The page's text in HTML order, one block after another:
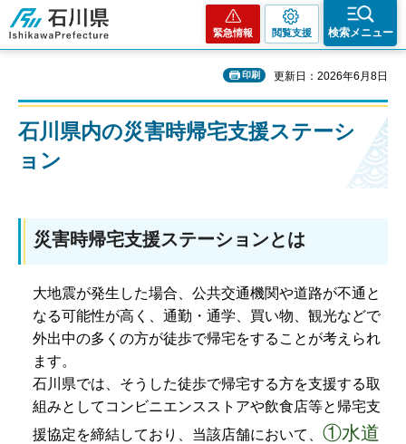
石川県
緊急情報 閲覧支援 検索メニュー
印刷 更新日：2026年6月8日
石川県内の災害時帰宅支援ステーシ
ョン
災害時帰宅支援ステーションとは
大地震が発生した場合、公共交通機関や道路が不通と
なる可能性が高く、通勤・通学、買い物、観光などで
外出中の多くの方が徒歩で帰宅をすることが考えられ
ます。
石川県では、そうした徒歩で帰宅する方を支援する取
組みとしてコンビニエンスストアや飲食店等と帰宅支
援協定を締結しており、当該店舗において、 ①水道